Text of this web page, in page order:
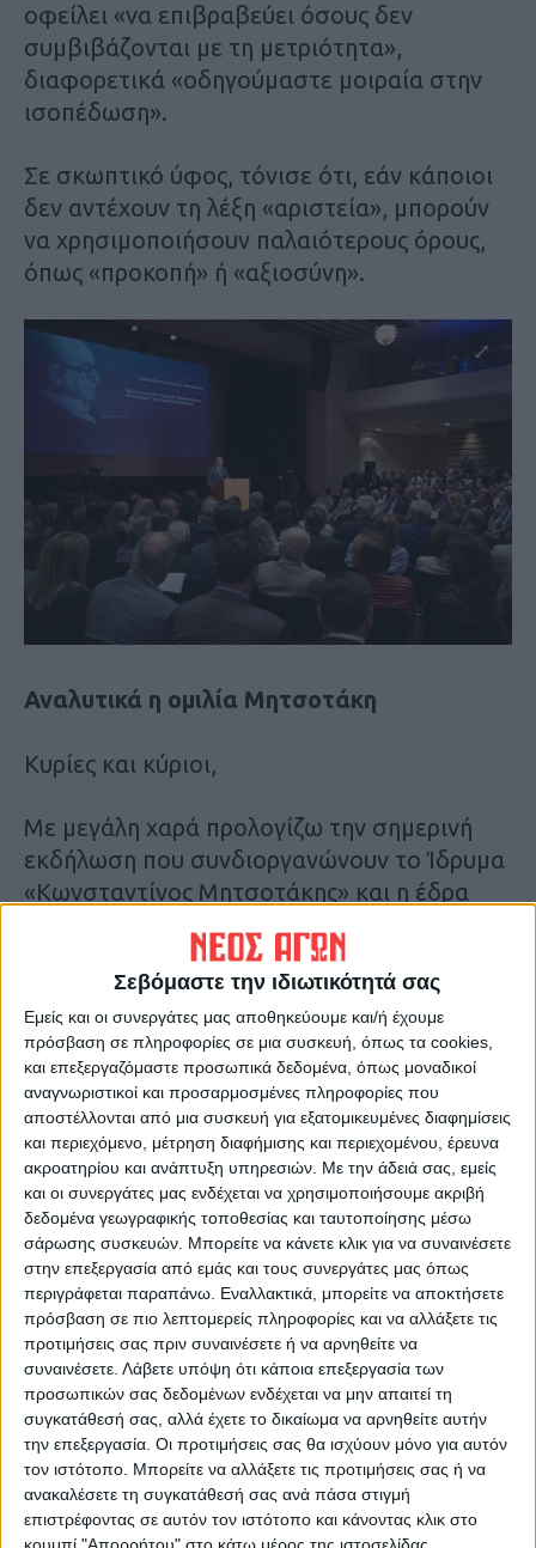
Σεβόμαστε την ιδιωτικότητά σας
Εμείς και οι συνεργάτες μας αποθηκεύουμε και/ή έχουμε
πρόσβαση σε πληροφορίες σε μια συσκευή, όπως τα cookies,
και επεξεργαζόμαστε προσωπικά δεδομένα, όπως μοναδικοί
αναγνωριστικοί και προσαρμοσμένες πληροφορίες που
αποστέλλονται από μια συσκευή για εξατομικευμένες διαφημίσεις
και περιεχόμενο, μέτρηση διαφήμισης και περιεχομένου, έρευνα
ακροατηρίου και ανάπτυξη υπηρεσιών. Με την άδειά σας, εμείς
και οι συνεργάτες μας ενδέχεται να χρησιμοποιήσουμε ακριβή
δεδομένα γεωγραφικής τοποθεσίας και ταυτοποίησης μέσω
σάρωσης συσκευών. Μπορείτε να κάνετε κλικ για να συναινέσετε
στην επεξεργασία από εμάς και τους συνεργάτες μας όπως
περιγράφεται παραπάνω. Εναλλακτικά, μπορείτε να αποκτήσετε
πρόσβαση σε πιο λεπτομερείς πληροφορίες και να αλλάξετε τις
προτιμήσεις σας πριν συναινέσετε ή να αρνηθείτε να
συναινέσετε. Λάβετε υπόψη ότι κάποια επεξεργασία των
προσωπικών σας δεδομένων ενδέχεται να μην απαιτεί τη
συγκατάθεσή σας, αλλά έχετε το δικαίωμα να αρνηθείτε αυτήν
την επεξεργασία. Οι προτιμήσεις σας θα ισχύουν μόνο για αυτόν
τον ιστότοπο. Μπορείτε να αλλάξετε τις προτιμήσεις σας ή να
ανακαλέσετε τη συγκατάθεσή σας ανά πάσα στιγμή
επιστρέφοντας σε αυτόν τον ιστότοπο και κάνοντας κλικ στο
οφείλει «να επιβραβεύει όσους δεν
συμβιβάζονται με τη μετριότητα»,
διαφορετικά «οδηγούμαστε μοιραία στην
ισοπέδωση».
Σε σκωπτικό ύφος, τόνισε ότι, εάν κάποιοι
δεν αντέχουν τη λέξη «αριστεία», μπορούν
να χρησιμοποιήσουν παλαιότερους όρους,
όπως «προκοπή» ή «αξιοσύνη».
Αναλυτικά η ομιλία Μητσοτάκη
Κυρίες και κύριοι,
Με μεγάλη χαρά προλογίζω την σημερινή
εκδήλωση που συνδιοργανώνουν το Ίδρυμα
«Κωνσταντίνος Μητσοτάκης» και η έδρα
Μητσοτάκης» του Πανεπιστημίου του
Στάνφορντ.
Αποτελεί, χωρίς αμφιβολία, μεγάλη τιμή και
για τη χώρα μας να διαθέτει έδρα με το
όνομα ενός Έλληνα πολιτικού ένα από τα
κορυφαία Πανεπιστήμια στον κόσμο. Ακόμα
μεγαλύτερη είναι η συγκίνηση σήμερα,
καθώς είναι η πρώτη εκδήλωση μετά το
θάνατο του Κωνσταντίνου Μητσοτάκη. Αν
ήταν απόψε μαζί μας ο πατέρας μου, θα
αισθανόταν ιδιαίτερα υπερήφανος. Είχε ο
ίδιος εξάλλου χαρακτηρίσει την ίδρυση της
έδρας ως μία από τις σημαντικότερες
στιγμές της ζωής του.
Η έδρα «Κωνσταντίνος Μητσοτάκης»
ιδρύθηκε το 2005. Σκοπός της είναι η μελέτη
της συνδρομής του ελληνικού πνεύματος και